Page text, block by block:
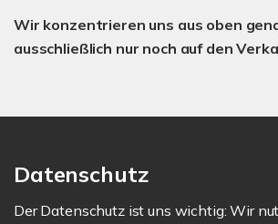
Wir konzentrieren uns aus oben
ausschließlich nur noch auf den
Datenschutz
Der Datenschutz ist uns wichtig: Wir